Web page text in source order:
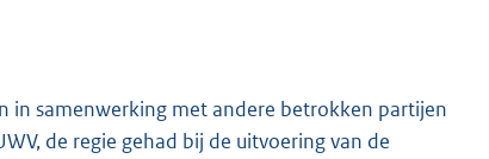
in samenwerking met andere betrokken partijen
de regie gehad bij de uitvoering van de